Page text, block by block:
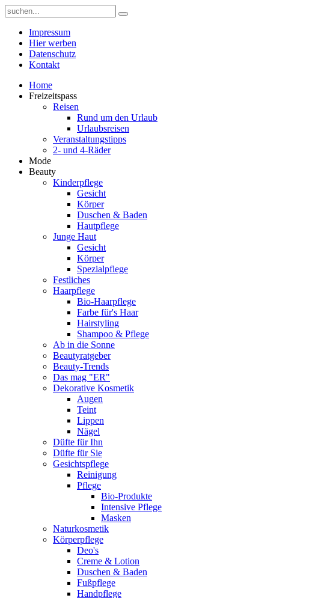
Impressum
Hier werben
Datenschutz
Kontakt
Home
Freizeitspass
Reisen
Rund um den Urlaub
Urlaubsreisen
Veranstaltungstipps
2- und 4-Räder
Mode
Beauty
Kinderpflege
Gesicht
Körper
Duschen & Baden
Hautpflege
Junge Haut
Gesicht
Körper
Spezialpflege
Festliches
Haarpflege
Bio-Haarpflege
Farbe für's Haar
Hairstyling
Shampoo & Pflege
Ab in die Sonne
Beautyratgeber
Beauty-Trends
Das mag "ER"
Dekorative Kosmetik
Augen
Teint
Lippen
Nägel
Düfte für Ihn
Düfte für Sie
Gesichtspflege
Reinigung
Pflege
Bio-Produkte
Intensive Pflege
Masken
Naturkosmetik
Körperpflege
Deo's
Creme & Lotion
Duschen & Baden
Fußpflege
Handpflege